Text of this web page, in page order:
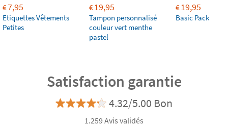
€7,95
Etiquettes Vêtements
Petites
€ 19,95
Tampon personnalisé
couleur vert menthe
pastel
€ 19,95
Basic Pack
Satisfaction garantie
4.32/5.00 Bon
1.259 Avis validés